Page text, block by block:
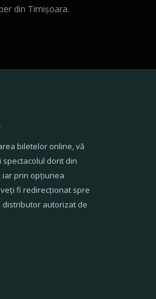
din Timișoara.
biletelor online, vă
spectacolul dorit din
, iar prin opțiunea
veți fi redirecționat spre
distributor autorizat de